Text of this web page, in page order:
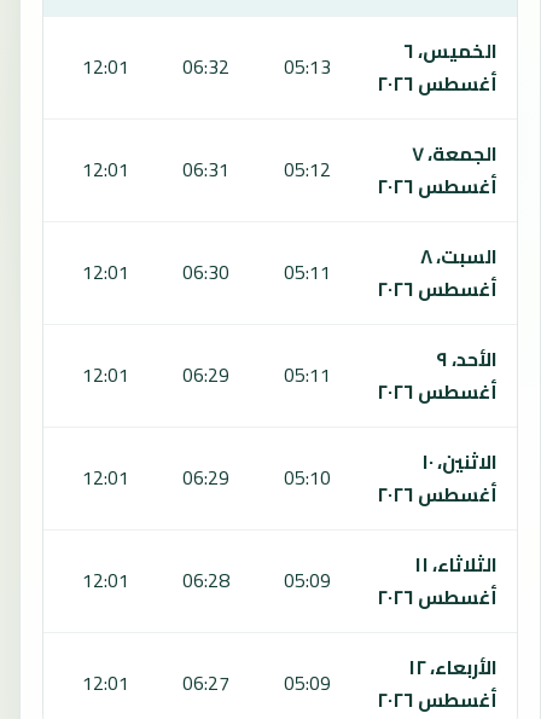
الخميس، ٦
أغسطس ٢٠٢٦
05:13
06:32
12:01
الجمعة، ٧
أغسطس ٢٠٢٦
05:12
06:31
12:01
السبت، ٨
أغسطس ٢٠٢٦
05:11
06:30
12:01
الأحد، ٩
أغسطس ٢٠٢٦
05:11
06:29
12:01
الاثنين، ١٠
أغسطس ٢٠٢٦
05:10
06:29
12:01
الثلاثاء، ١١
أغسطس ٢٠٢٦
05:09
06:28
12:01
الأربعاء، ١٢
أغسطس ٢٠٢٦
05:09
06:27
12:01